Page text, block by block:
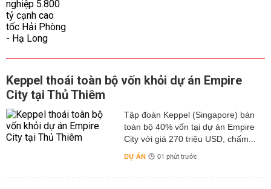
Keppel thoái toàn bộ vốn khỏi dự án Empire
City tại Thủ Thiêm
Tập đoàn Keppel (Singapore) bán
toàn bộ 40% vốn tại dự án Empire
City với giá 270 triệu USD, chấm...
DỰ ÁN 01 phút trước